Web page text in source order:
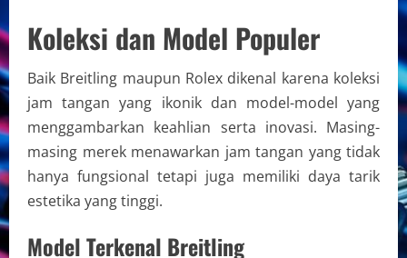
Koleksi dan Model Populer
Baik Breitling maupun Rolex dikenal karena koleksi
jam tangan yang ikonik dan model-model yang
menggambarkan keahlian serta inovasi. Masing-
masing merek menawarkan jam tangan yang tidak
hanya fungsional tetapi juga memiliki daya tarik
estetika yang tinggi.
Model Terkenal Breitling